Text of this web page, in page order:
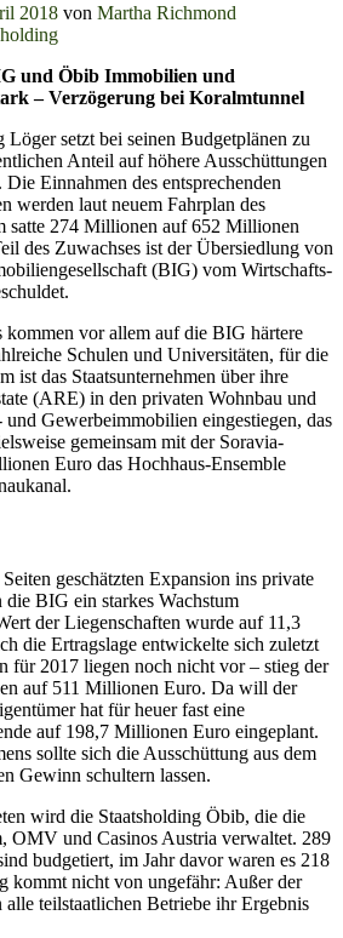
2018 von Martha Richmond
und Öbib Immobilien und
– Verzögerung bei Koralmtunnel
setzt bei seinen Budgetplänen zu
Anteil auf höhere Ausschüttungen
Einnahmen des entsprechenden
werden laut neuem Fahrplan des
satte 274 Millionen auf 652 Millionen
des Zuwachses ist der Übersiedlung von
(BIG) vom Wirtschafts-
vor allem auf die BIG härtere
Schulen und Universitäten, für die
ist das Staatsunternehmen über ihre
(ARE) in den privaten Wohnbau und
Gewerbeimmobilien eingestiegen, das
gemeinsam mit der Soravia-
Euro das Hochhaus-Ensemble
geschätzten Expansion ins private
BIG ein starkes Wachstum
der Liegenschaften wurde auf 11,3
die Ertragslage entwickelte sich zuletzt
für 2017 liegen noch nicht vor – stieg der
auf 511 Millionen Euro. Da will der
hat für heuer fast eine
auf 198,7 Millionen Euro eingeplant.
sollte sich die Ausschüttung aus dem
Gewinn schultern lassen.
wird die Staatsholding Öbib, die die
OMV und Casinos Austria verwaltet. 289
budgetiert, im Jahr davor waren es 218
kommt nicht von ungefähr: Außer der
teilstaatlichen Betriebe ihr Ergebnis